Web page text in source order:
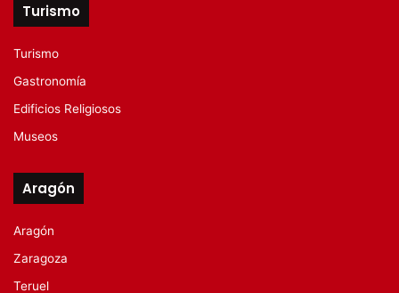
Turismo
Turismo
Gastronomía
Edificios Religiosos
Museos
Aragón
Aragón
Zaragoza
Teruel